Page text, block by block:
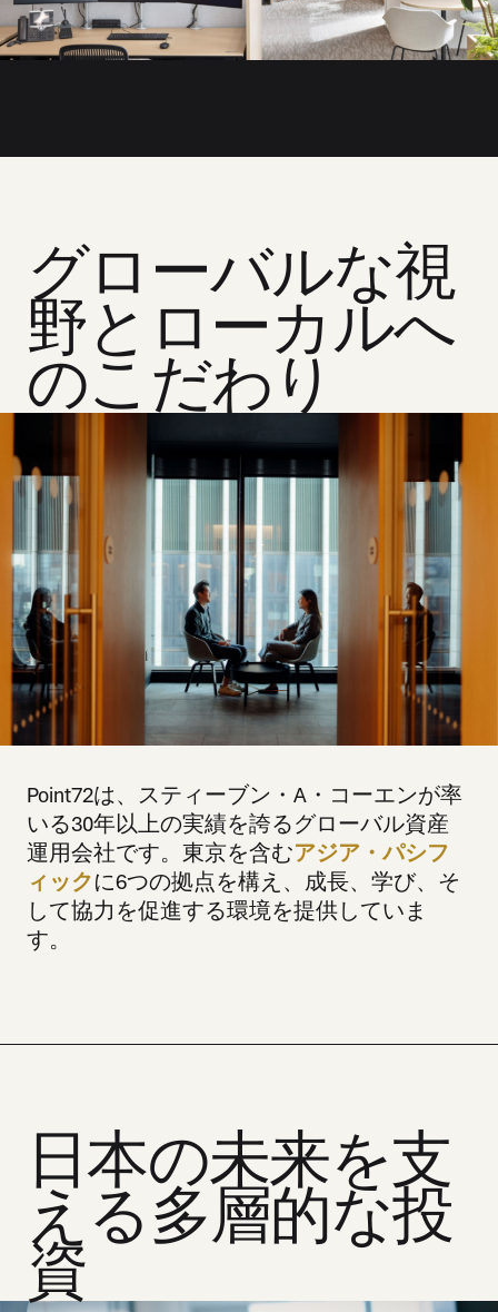
グローバルな視
野とローカルへ
のこだわり
Point72は、スティーブン・A・コーエンが率
いる30年以上の実績を誇るグローバル資産
運用会社です。東京を含むアジア・パシフ
ィックに6つの拠点を構え、成長、学び、そ
して協力を促進する環境を提供していま
す。
日本の未来を支
える多層的な投
資